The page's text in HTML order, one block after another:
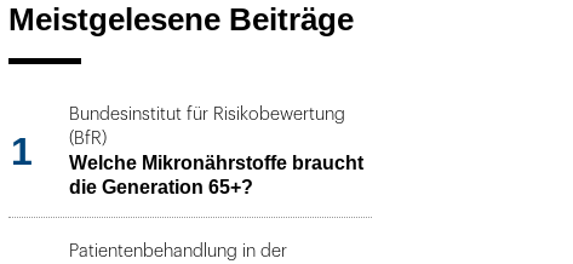
Meistgelesene Beiträge
1
Bundesinstitut für Risikobewertung
(BfR)
Welche Mikronährstoffe braucht
die Generation 65+?
Patientenbehandlung in der